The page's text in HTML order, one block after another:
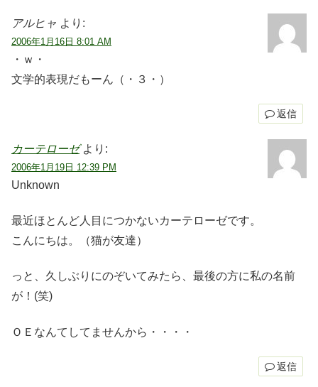
アルヒャ より:
2006年1月16日 8:01 AM
・ｗ・
文学的表現だもーん（・３・）
返信
カーテローゼ より:
2006年1月19日 12:39 PM
Unknown
最近ほとんど人目につかないカーテローゼです。
こんにちは。（猫が友達）
っと、久しぶりにのぞいてみたら、最後の方に私の名前
が！(笑)
ＯＥなんてしてませんから・・・・
返信